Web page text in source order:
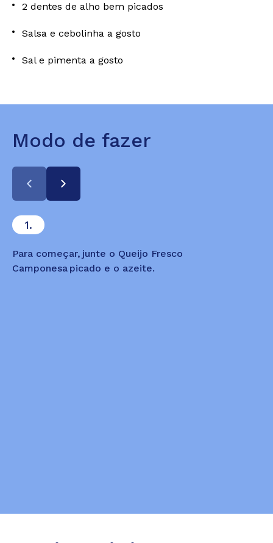
2 dentes de alho bem picados
Salsa e cebolinha a gosto
Sal e pimenta a gosto
Modo de fazer
1.
Para começar, junte o Queijo Fresco
Camponesa picado e o azeite.